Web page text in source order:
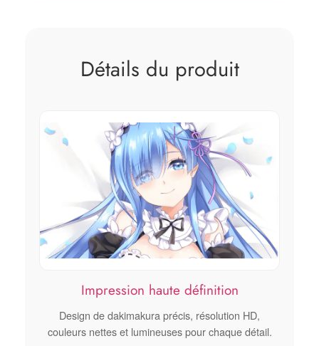
Détails du produit
Impression haute définition
Design de dakimakura précis, résolution HD,
couleurs nettes et lumineuses pour chaque détail.